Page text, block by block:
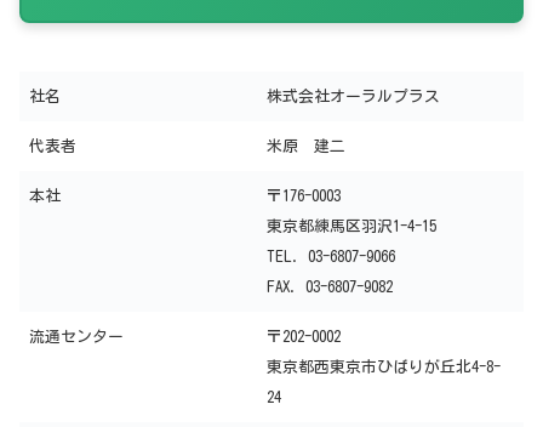
社名 株式会社オーラルプラス
代表者 米原 建二
本社
〒176-0003
東京都練馬区羽沢1-4-15
TEL. 03-6807-9066
FAX. 03-6807-9082
流通センター
〒202-0002
東京都西東京市ひばりが丘北4-8-
24